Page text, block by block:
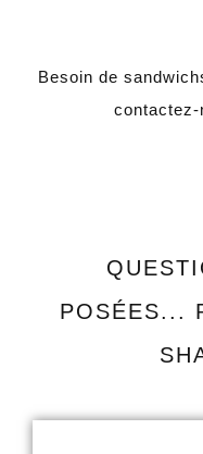
Besoin de
contactez-
POSÉES...